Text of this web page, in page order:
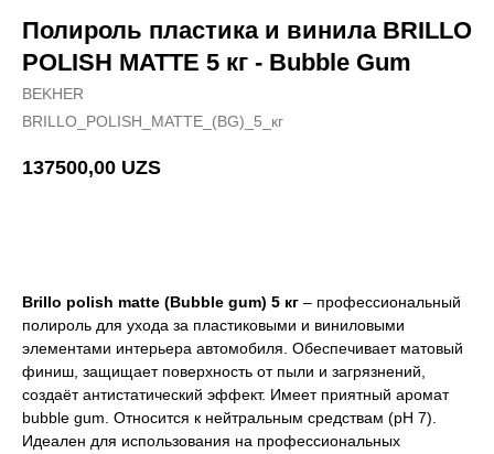
Полироль пластика и винила BRILLO
POLISH MATTE 5 кг - Bubble Gum
BEKHER
BRILLO_POLISH_MATTE_(BG)_5_кг
137500,00 UZS
Brillo polish matte (Bubble gum) 5 кг – профессиональный
полироль для ухода за пластиковыми и виниловыми
элементами интерьера автомобиля. Обеспечивает матовый
финиш, защищает поверхность от пыли и загрязнений,
создаёт антистатический эффект. Имеет приятный аромат
bubble gum. Относится к нейтральным средствам (pH 7).
Идеален для использования на профессиональных